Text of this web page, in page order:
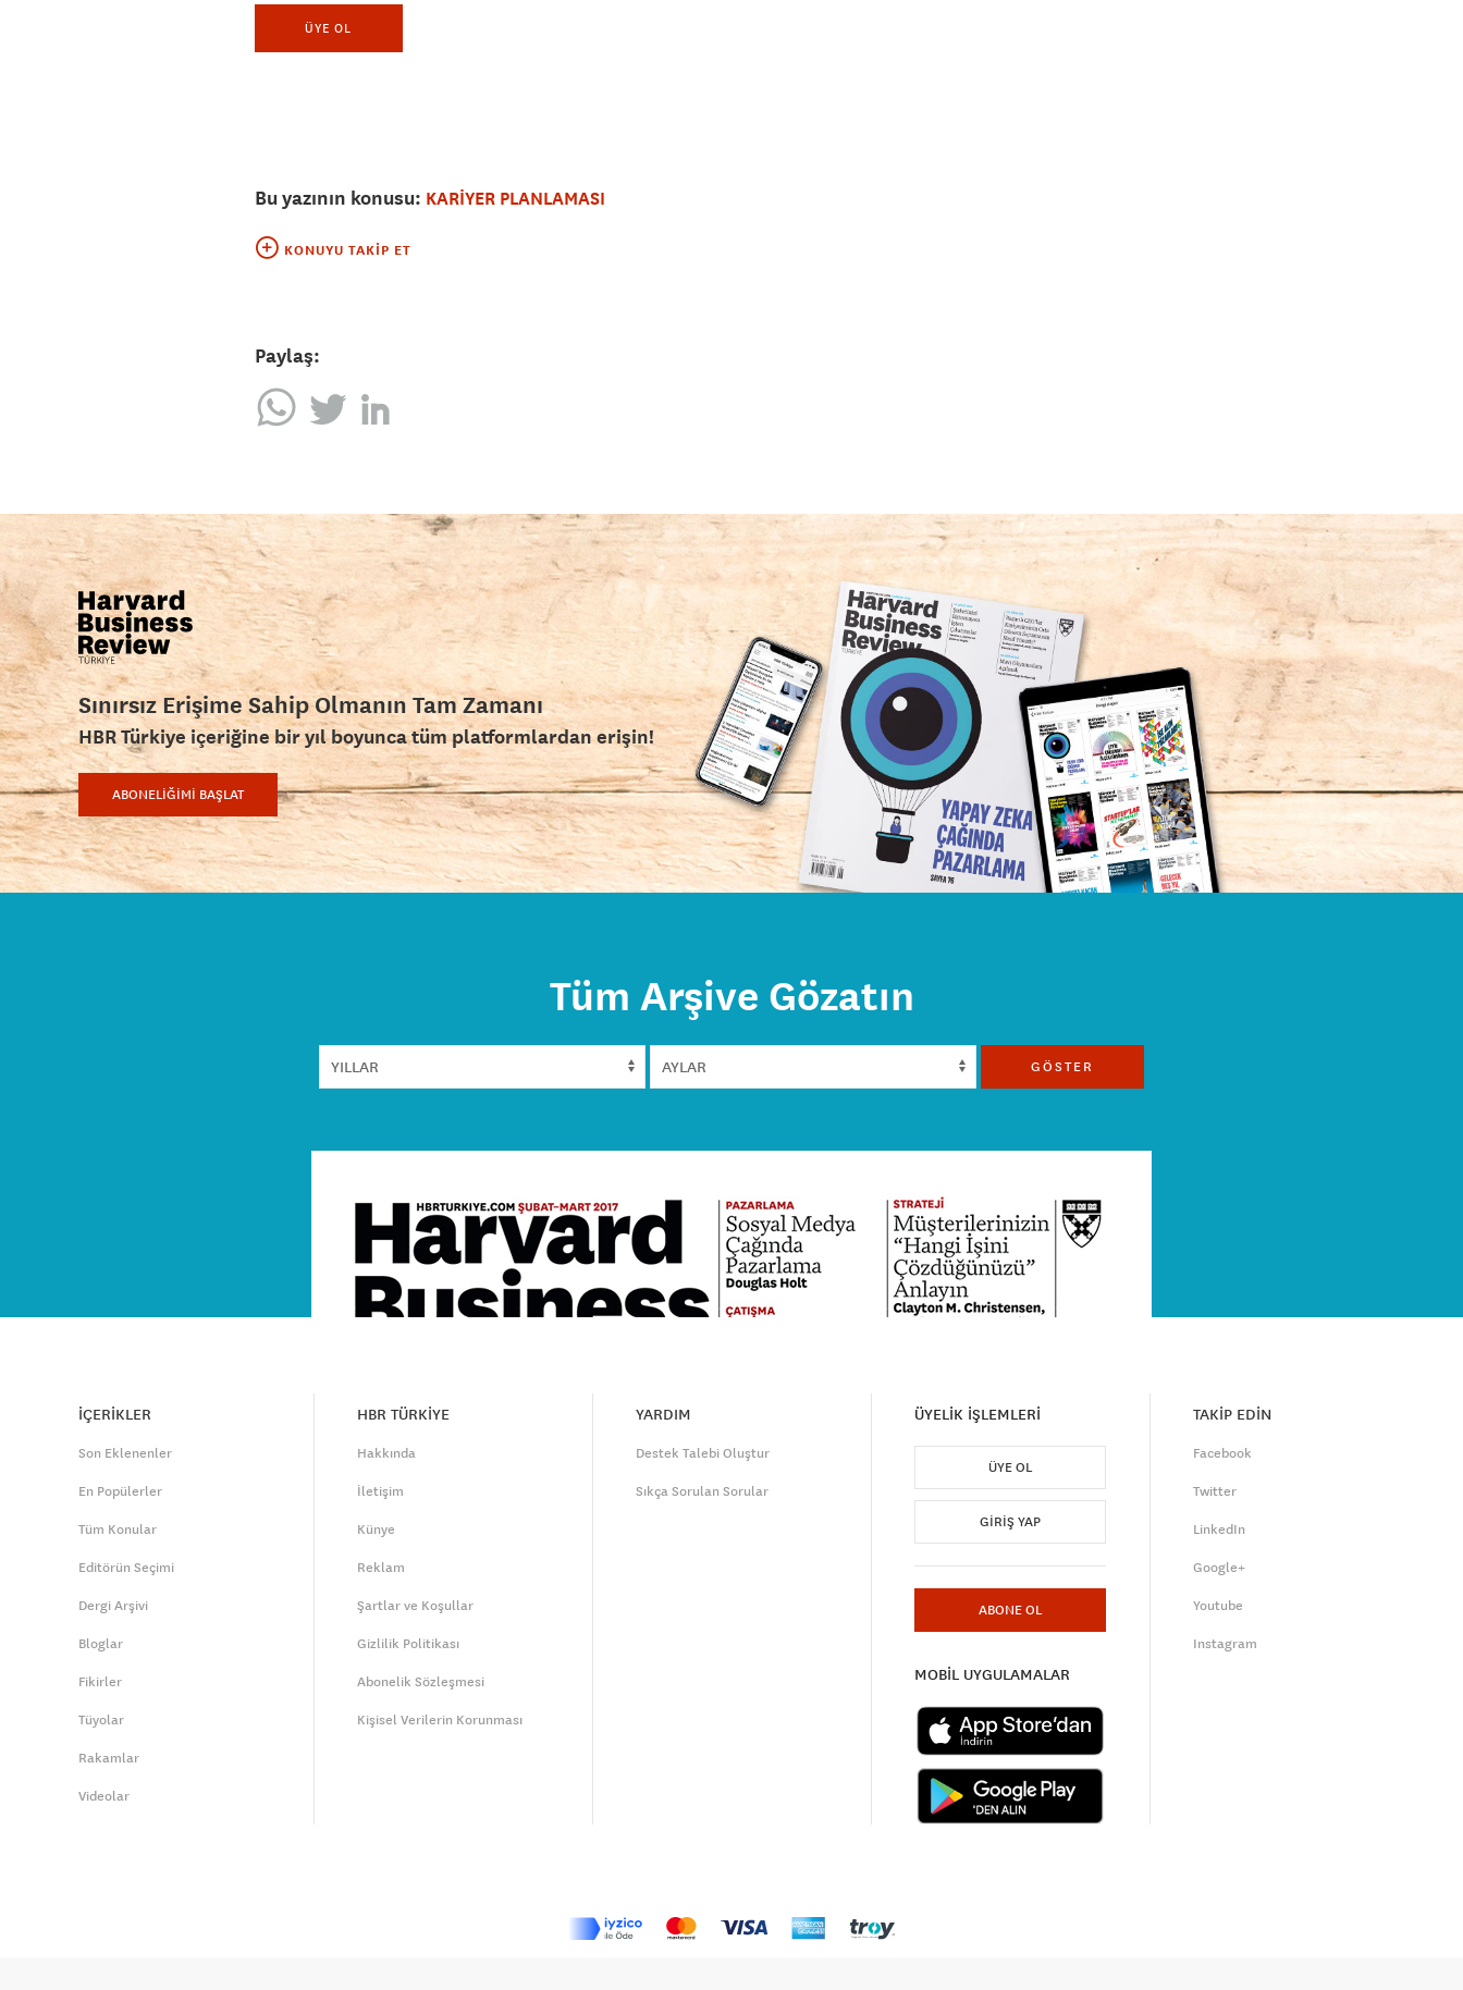
ÜYE OL
Bu yazının konusu: KARİYER PLANLAMASI
KONUYU TAKIP ET
Paylaş:
Sınırsız Erişime Sahip Olmanın Tam Zamanı
HBR Türkiye içeriğine bir yıl boyunca tüm platformlardan erişin!
ABONELİĞİMİ BAŞLAT
Tüm Arşive Gözatın
GÖSTER
İÇERİKLER
Son Eklenenler
En Popülerler
Tüm Konular
Editörün Seçimi
Dergi Arşivi
Bloglar
Fikirler
Tüyolar
Rakamlar
Videolar
HBR TÜRKİYE
Hakkında
İletişim
Künye
Reklam
Şartlar ve Koşullar
Gizlilik Politikası
Abonelik Sözleşmesi
Kişisel Verilerin Korunması
YARDIM
Destek Talebi Oluştur
Sıkça Sorulan Sorular
ÜYELİK İŞLEMLERİ
ÜYE OL
GIRIŞ YAP
ABONE OL
MOBİL UYGULAMALAR
TAKİP EDİN
Facebook
Twitter
LinkedIn
Google+
Youtube
Instagram